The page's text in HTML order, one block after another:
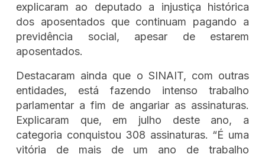
explicaram ao deputado a injustiça histórica
dos aposentados que continuam pagando a
previdência social, apesar de estarem
aposentados.
Destacaram ainda que o SINAIT, com outras
entidades, está fazendo intenso trabalho
parlamentar a fim de angariar as assinaturas.
Explicaram que, em julho deste ano, a
categoria conquistou 308 assinaturas. “É uma
vitória de mais de um ano de trabalho